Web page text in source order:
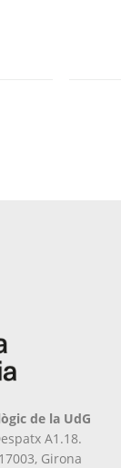
de la UdG
A1.18.
Girona